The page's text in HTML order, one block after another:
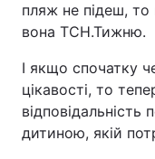
пляж не підеш,
вона ТСН.Тижню.
І якщо спочатку
цікавості, то
дитиною, якій